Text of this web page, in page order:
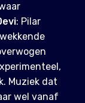
: Pilar
Muziek dat
wel vanaf